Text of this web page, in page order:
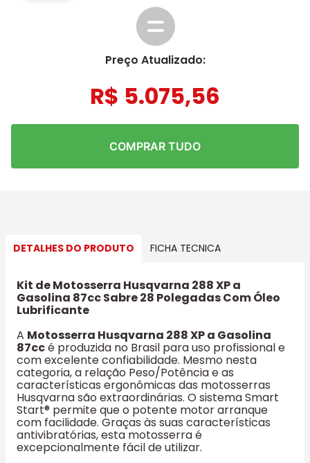
Preço Atualizado:
R$ 5.075,56
COMPRAR TUDO
DETALHES DO PRODUTO FICHA TECNICA
Kit de Motosserra Husqvarna 288 XP a
Gasolina 87cc Sabre 28 Polegadas Com Óleo
Lubrificante
A Motosserra Husqvarna 288 XP a Gasolina
87ccé produzida no Brasil para uso profissional e
com excelente confiabilidade. Mesmo nesta
categoria, a relação Peso/Potência e as
características ergonômicas das motosserras
Husqvarna são extraordinárias. O sistema Smart
Start® permite que o potente motor arranque
com facilidade. Graças às suas características
antivibratórias, esta motosserra é
excepcionalmente fácil de utilizar.